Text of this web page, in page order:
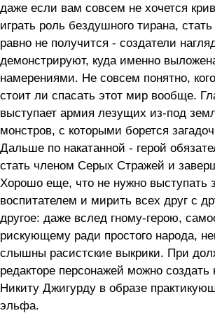
даже если вам совсем не хочется
играть роль бездушного тирана,
равно не получится - создатели
демонстрируют, куда именно
намерениями. Не совсем понятно,
стоит ли спасать этот мир вообще.
выступает армия лезущих из-под
монстров, с которыми борется
Дальше по накатанной - герой
стать членом Серых Стражей и
Хорошо еще, что не нужно выступать
воспитателем и мирить всех друг с
другое: даже вслед гному-герою,
рискующему ради простого народа,
слышны расистские выкрики. При
редакторе персонажей можно создать
Никиту Джигурду в образе
эльфа.